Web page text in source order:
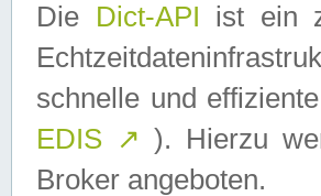
Die Dict-API ist ein
schnelle und
EDIS ↗ ). Hierzu
Broker angeboten.